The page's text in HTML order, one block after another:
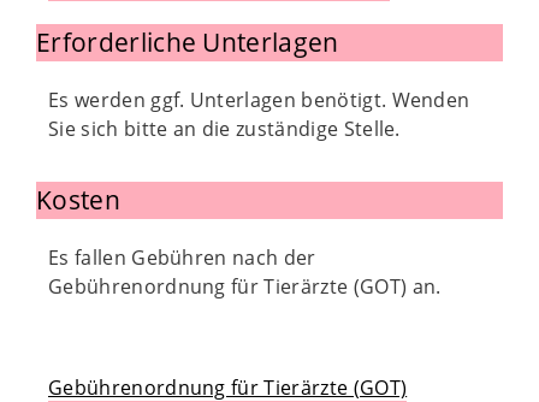
Erforderliche Unterlagen
Es werden ggf. Unterlagen benötigt. Wenden
Sie sich bitte an die zuständige Stelle.
Kosten
Es fallen Gebühren nach der
Gebührenordnung für Tierärzte (GOT) an.
Gebührenordnung für Tierärzte (GOT)